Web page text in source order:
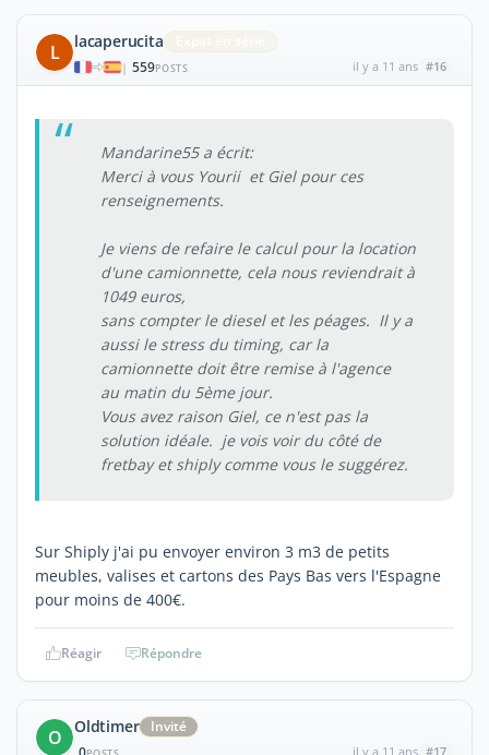
L lacaperucita Expat en série
| 559POSTS il y a 11 ans #16
Mandarine55 a écrit:
Merci à vous Yourii et Giel pour ces
renseignements.
Je viens de refaire le calcul pour la location
d'une camionnette, cela nous reviendrait à
1049 euros,
sans compter le diesel et les péages. Il y a
aussi le stress du timing, car la
camionnette doit être remise à l'agence
au matin du 5ème jour.
Vous avez raison Giel, ce n'est pas la
solution idéale. je vois voir du côté de
fretbay et shiply comme vous le suggérez.
Sur Shiply j'ai pu envoyer environ 3 m3 de petits
meubles, valises et cartons des Pays Bas vers l'Espagne
pour moins de 400€.
Réagir Répondre
O Oldtimer
Invité
il y a 11 ans #17